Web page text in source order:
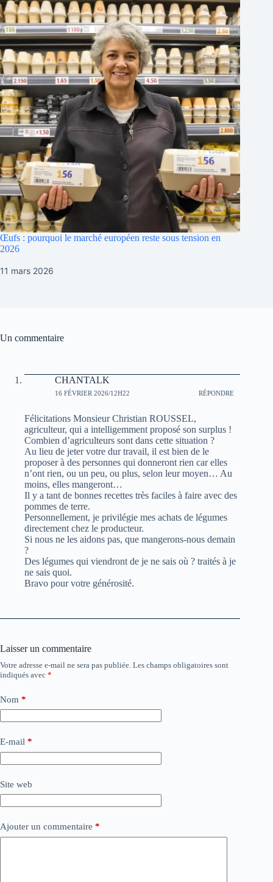
Œufs : pourquoi le marché européen reste sous tension en
2026
11 mars 2026
Un commentaire
CHANTALK
16 FÉVRIER 2026/12H22 RÉPONDRE
Félicitations Monsieur Christian ROUSSEL,
agriculteur, qui a intelligemment proposé son surplus !
Combien d’agriculteurs sont dans cette situation ?
Au lieu de jeter votre dur travail, il est bien de le
proposer à des personnes qui donneront rien car elles
n’ont rien, ou un peu, ou plus, selon leur moyen… Au
moins, elles mangeront…
Il y a tant de bonnes recettes très faciles à faire avec des
pommes de terre.
Personnellement, je privilégie mes achats de légumes
directement chez le producteur.
Si nous ne les aidons pas, que mangerons-nous demain
?
Des légumes qui viendront de je ne sais où ? traités à je
ne sais quoi.
Bravo pour votre générosité.
Laisser un commentaire
Votre adresse e-mail ne sera pas publiée. Les champs obligatoires sont
indiqués avec *
Nom *
E-mail *
Site web
Ajouter un commentaire *